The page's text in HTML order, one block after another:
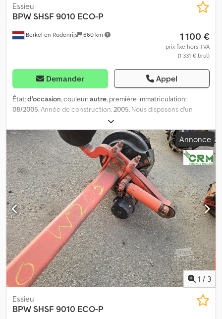
Berkel en Rodenrijs 660 km
Essieu
BPW SHSF 9010 ECO-P
1 100 €
prix fixe hors TVA
(1 331 € brut)
Demander Appel
État:d'occasion, couleur:autre, première immatriculation:
08/2005, Année de construction:2005, Nous disposons d’un
stock de plus de 100 essieux. N’hésitez pas à nous contacter si
vous ne trouvez pas ce que vous cherchez. = Pour plus
d’informations = Numéro de série : 27.48.613.003 Dkedpfx
Ahszrtwwsysr
Annonce
1 / 3
Essieu
BPW SHSF 9010 ECO-P